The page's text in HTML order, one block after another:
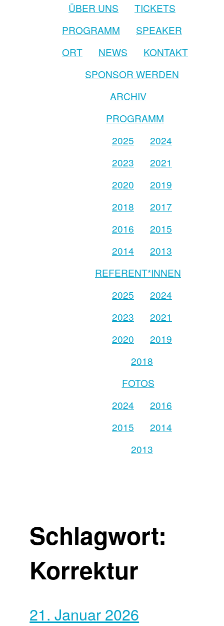
ÜBER UNS
TICKETS
PROGRAMM
SPEAKER
ORT
NEWS
KONTAKT
SPONSOR WERDEN
ARCHIV
PROGRAMM
2025
2024
2023
2021
2020
2019
2018
2017
2016
2015
2014
2013
REFERENT*INNEN
2025
2024
2023
2021
2020
2019
2018
FOTOS
2024
2016
2015
2014
2013
Schlagwort:
Korrektur
21. Januar 2026